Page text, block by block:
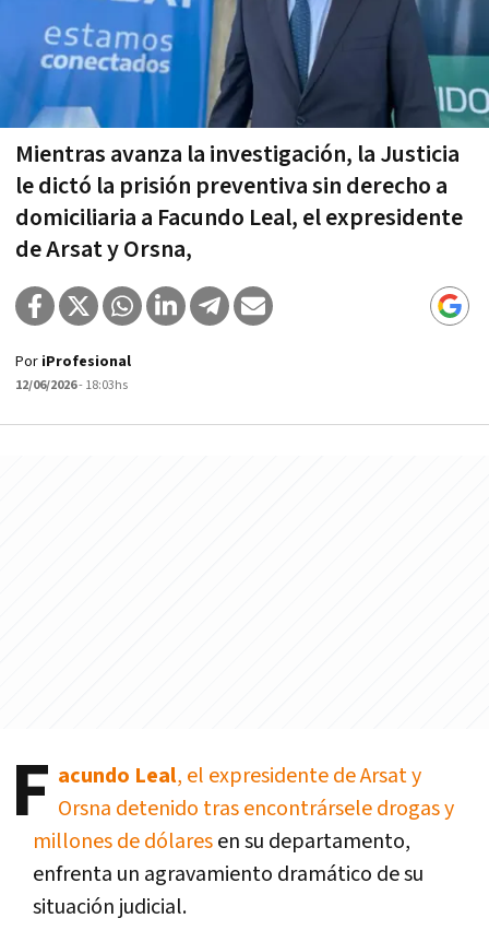
Mientras avanza la investigación, la Justicia
le dictó la prisión preventiva sin derecho a
domiciliaria a Facundo Leal, el expresidente
de Arsat y Orsna,
Por iProfesional
12/06/2026- 18:03hs
F acundo Leal, el expresidente de Arsat y
Orsna detenido tras encontrársele drogas y
millones de dólaresen su departamento,
enfrenta un agravamiento dramático de su
situación judicial.